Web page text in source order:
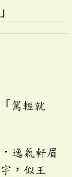
駕輕就
逸氣軒眉
，似王